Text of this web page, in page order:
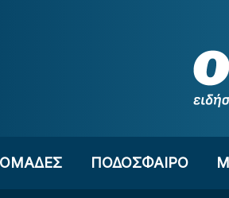
OΜΑΔΕΣ ΠΟΔΟΣΦΑΙΡΟ